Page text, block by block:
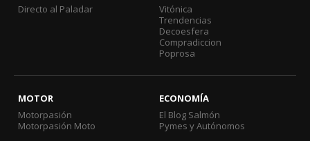
Directo al Paladar
Vitónica
Trendencias
Decoesfera
Compradiccion
Poprosa
MOTOR
Motorpasión
Motorpasión Moto
ECONOMÍA
El Blog Salmón
Pymes y Autónomos